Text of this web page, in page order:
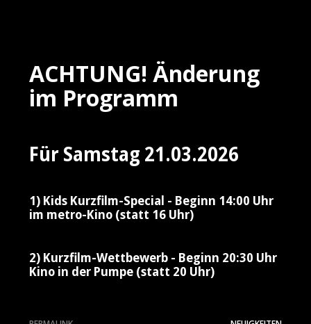
ACHTUNG! Änderung
im Programm
Für Samstag 21.03.2026
1) Kids Kurzfilm-Special - Beginn 14:00 Uhr
im metro-Kino (statt 16 Uhr)
2) Kurzfilm-Wettbewerb - Beginn 20:30 Uhr
Kino in der Pumpe (statt 20 Uhr)